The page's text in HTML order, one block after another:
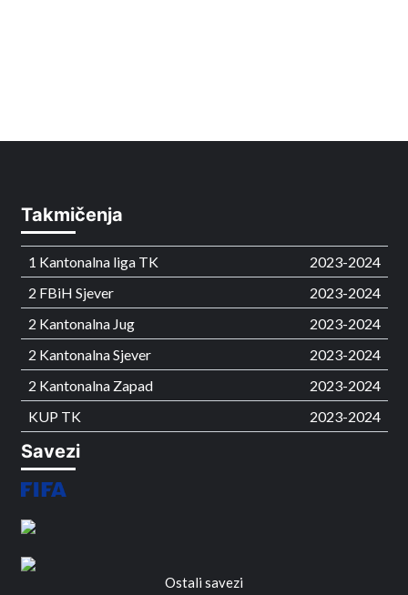
Takmičenja
1 Kantonalna liga TK
2023-2024
2 FBiH Sjever
2023-2024
2 Kantonalna Jug
2023-2024
2 Kantonalna Sjever
2023-2024
2 Kantonalna Zapad
2023-2024
KUP TK
2023-2024
Savezi
Ostali savezi